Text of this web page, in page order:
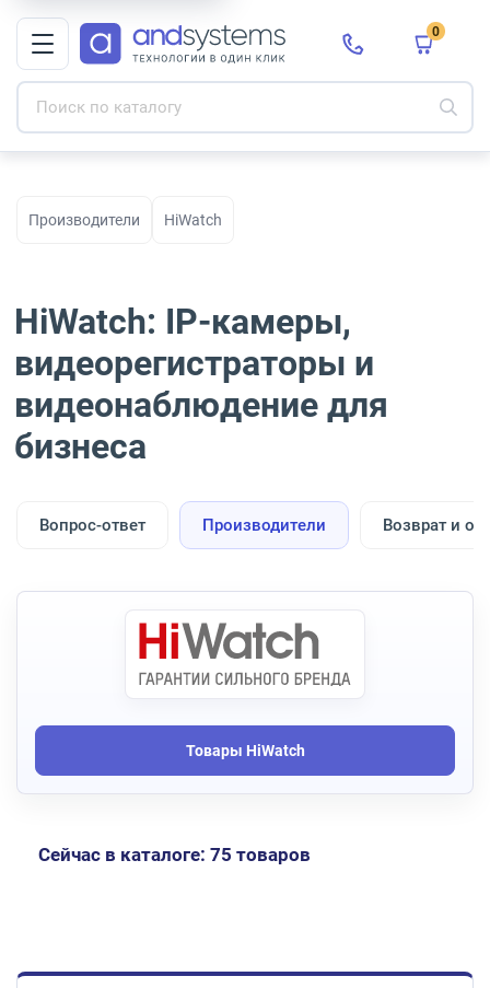
0
Производители HiWatch
HiWatch: IP-камеры,
видеорегистраторы и
видеонаблюдение для
бизнеса
Вопрос-ответ Производители Возврат и
Товары HiWatch
Сейчас в каталоге: 75 товаров